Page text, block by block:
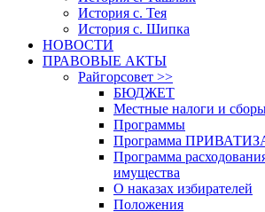
История с. Тея
История с. Шипка
НОВОСТИ
ПРАВОВЫЕ АКТЫ
Райгорсовет >>
БЮДЖЕТ
Местные налоги и
Программы
Программа
Программа
имущества
О наказах избирателей
Положения